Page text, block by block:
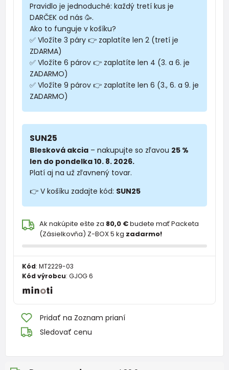
Pravidlo je jednoduché: každý tretí kus je
DARČEK od nás 🥳.
Ako to funguje v košíku?
✅ Vložíte 3 páry 👉 zaplatíte len 2 (tretí je
ZDARMA)
✅ Vložíte 6 párov 👉 zaplatíte len 4 (3. a 6. je
ZADARMO)
✅ Vložíte 9 párov 👉 zaplatíte len 6 (3., 6. a 9. je
ZADARMO)
SUN25
Blesková akcia – nakupujte so zľavou 25 %
len do pondelka 10. 8. 2026.
Platí aj na už zľavnený tovar.
👉 V košíku zadajte kód: SUN25
Ak nakúpite ešte za 80,0 €budete mať Packeta
(Zásielkovňa) Z-BOX 5 kg zadarmo!
Kód: MT2229-03
Kód výrobcu: GJOG 6
Pridať na Zoznam prianí
Sledovať cenu